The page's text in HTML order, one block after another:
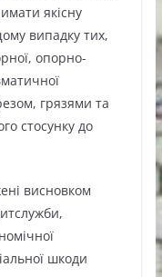
якісну
випадку тих,
опорно-
грязями та
стосунку до
висновком
шкоди